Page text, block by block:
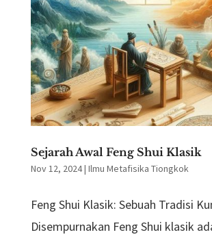
Sejarah Awal Feng Shui Klasik
Nov 12, 2024| Ilmu Metafisika Tiongkok
Feng Shui Klasik: Sebuah Tradisi
Disempurnakan Feng Shui klasik